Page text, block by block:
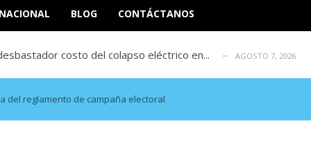
BLOG CONTÁCTANOS
un mercado impulsado por el auge de...
costo del colapso eléctrico en...
Por Dayana Cristina Duzoglou L. AGOSTO 6, 2026
apagones y promesas incumplidas... AGOSTO 6, 2026
de derechos humanos en el Minister...
un mercado impulsado por el auge de... AGOSTO 6, 2026
costo del colapso eléctrico en...
del reglamento de campaña electoral